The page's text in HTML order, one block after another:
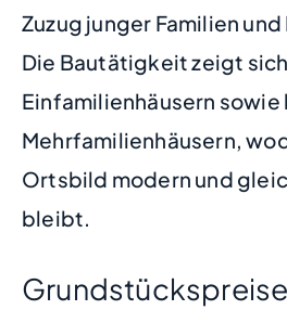
Zuzug junger Familien
Die Bautätigkeit zeigt
Einfamilienhäusern sowie
Mehrfamilienhäusern,
Ortsbild modern und
bleibt.